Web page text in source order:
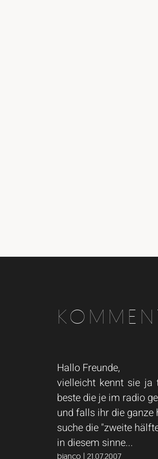
Hallo Freunde,
vielleicht kennt sie ja
beste die je im radio
und falls ihr die ganze
suche die "zweite
in diesem sinne...
bianco | 21.07.2007